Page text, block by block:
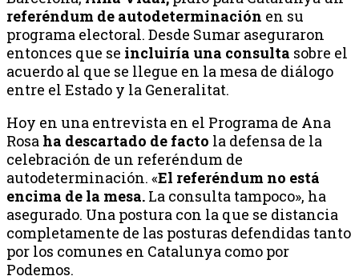
referéndum de autodeterminación en su
programa electoral. Desde Sumar aseguraron
entonces que se incluiría una consulta sobre el
acuerdo al que se llegue en la mesa de diálogo
entre el Estado y la Generalitat.
Hoy en una entrevista en el Programa de Ana
Rosa ha descartado de facto la defensa de la
celebración de un referéndum de
autodeterminación. «El referéndum no está
encima de la mesa. La consulta tampoco», ha
asegurado. Una postura con la que se distancia
completamente de las posturas defendidas tanto
por los comunes en Catalunya como por
Podemos.